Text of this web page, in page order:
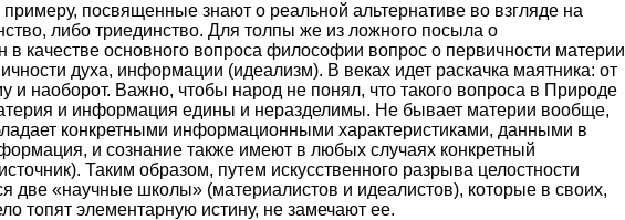
посвященные знают о реальной альтернативе во взгляде на
либо триединство. Для толпы же из ложного посыла о
в качестве основного вопроса философии вопрос о первичности материи
духа, информации (идеализм). В веках идет раскачка маятника: от
и наоборот. Важно, чтобы народ не понял, что такого вопроса в Природе
и информация едины и неразделимы. Не бывает материи вообще,
конкретными информационными характеристиками, данными в
и сознание также имеют в любых случаях конкретный
Таким образом, путем искусственного разрыва целостности
две «научные школы» (материалистов и идеалистов), которые в своих,
топят элементарную истину, не замечают ее.